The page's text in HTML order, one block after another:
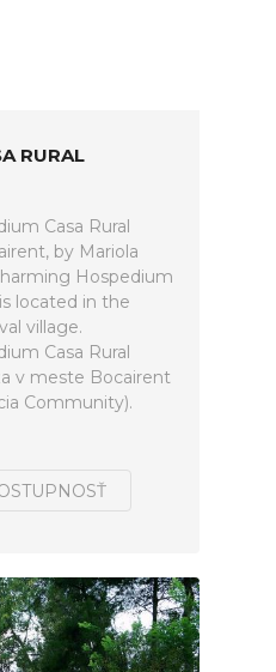
RURAL
Casa Rural
by Mariola
Hospedium
located in the
village.
Casa Rural
v meste Bocairent
Community).